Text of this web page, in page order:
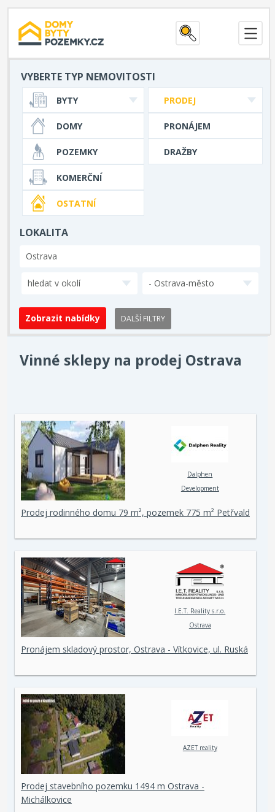
VYBERTE TYP NEMOVITOSTI
PRODEJ
PRONÁJEM
DRAŽBY
BYTY
DOMY
POZEMKY
KOMERČNÍ
OSTATNÍ
LOKALITA
hledat v okolí - Ostrava-město
DALŠÍ FILTRY
Vinné sklepy na prodej Ostrava
Dalphen
Development
Prodej rodinného domu 79 m², pozemek 775 m² Petřvald
I.E.T. Reality s.r.o.
Ostrava
Pronájem skladový prostor, Ostrava - Vítkovice, ul. Ruská
AZET reality
Prodej stavebního pozemku 1494 m Ostrava -
Michálkovice